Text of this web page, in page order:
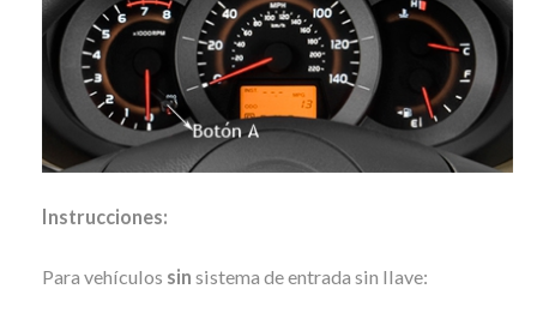
Instrucciones:
Para vehículos sin sistema de entrada sin llave: